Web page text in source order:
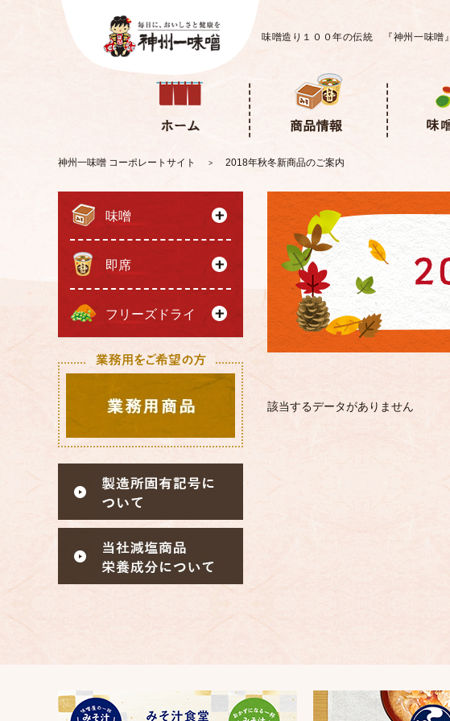
味噌造り１００年の伝統 『神州一味噌』
神州一味噌 コーポレートサイト > 2018年秋冬新商品のご案内
該当するデータがありません
味噌
即席
フリーズドライ